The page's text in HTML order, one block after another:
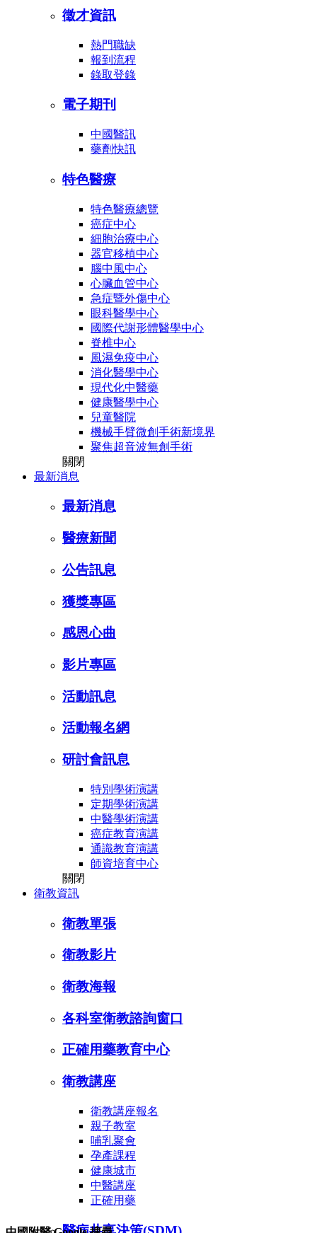
徵才資訊
熱門職缺
報到流程
錄取登錄
電子期刊
中國醫訊
藥劑快訊
特色醫療
特色醫療總覽
癌症中心
細胞治療中心
器官移植中心
腦中風中心
心臟血管中心
急症暨外傷中心
眼科醫學中心
國際代謝形體醫學中心
脊椎中心
風濕免疫中心
消化醫學中心
現代化中醫藥
健康醫學中心
兒童醫院
機械手臂微創手術新境界
聚焦超音波無創手術
關閉
最新消息
最新消息
醫療新聞
公告訊息
獲獎專區
感恩心曲
影片專區
活動訊息
活動報名網
研討會訊息
特別學術演講
定期學術演講
中醫學術演講
癌症教育演講
通識教育演講
師資培育中心
關閉
衛教資訊
衛教單張
衛教影片
衛教海報
各科室衛教諮詢窗口
正確用藥教育中心
衛教講座
衛教講座報名
親子教室
哺乳聚會
孕產課程
健康城市
中醫講座
正確用藥